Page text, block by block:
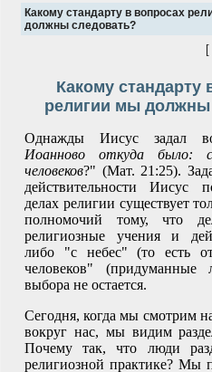
Какому стандарту в вопросах
должны следовать?
[
Какому стандарту
религии мы должны
Однажды Иисус задал
Иоанново откуда было:
человеков?" (Мат. 21:25).
действительности Иисус
делах религии существует
полномочий тому, что
религиозные учения и
либо "с небес" (то есть
человеков" (придуманные
выбора не остается.
Сегодня, когда мы смотрим
вокруг нас, мы видим
Почему так, что люди
религиозной практике? Мы